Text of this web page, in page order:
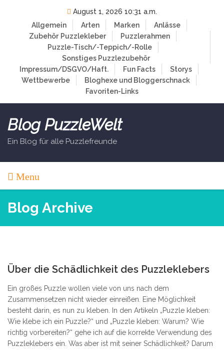
August 1, 2026 10:31 a.m.
Allgemein
Arten Marken
Anlässe
Zubehör Puzzlekleber
Puzzlerahmen
Puzzle-Tisch/-Teppich/-Rolle
Sonstiges Puzzlezubehör
Impressum/DSGVO/Haft.
Fun Facts
Storys
Wettbewerbe
Bloghexe und Bloggerschnack
Favoriten-Links
Blog PuzzleWelt
Ein Blog für alle Puzzlefreunde
Menu
Blog Archive
Über die Schädlichkeit des Puzzleklebers
Ein großes Puzzle wollen viele von uns nach dem
Zusammensetzen nicht wieder einreißen. Eine Möglichkeit
besteht darin, es nun zu kleben. In den Artikeln „Puzzle kleben:
Wie klebe ich ein Puzzle?“ und „Puzzle kleben: Warum? Wie
richtig vorbereiten?“ gehe ich auf die korrekte Verwendung des
Puzzleklebers ein. Was aber ist mit seiner Schädlichkeit? Darum